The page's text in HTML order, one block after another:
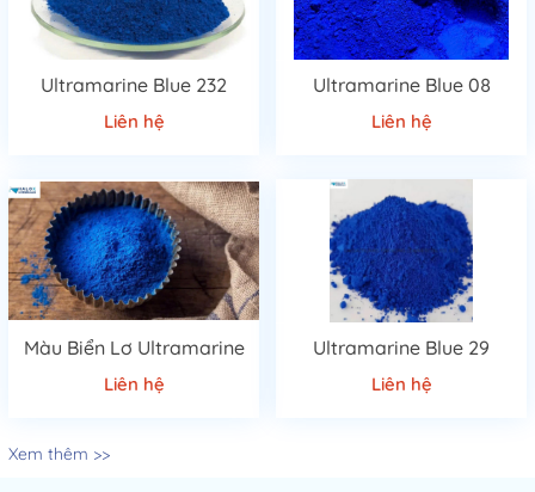
Ultramarine Blue 232
Liên hệ
Ultramarine Blue 08
Liên hệ
Màu Biển Lơ Ultramarine
Liên hệ
Ultramarine Blue 29
Liên hệ
Xem thêm >>